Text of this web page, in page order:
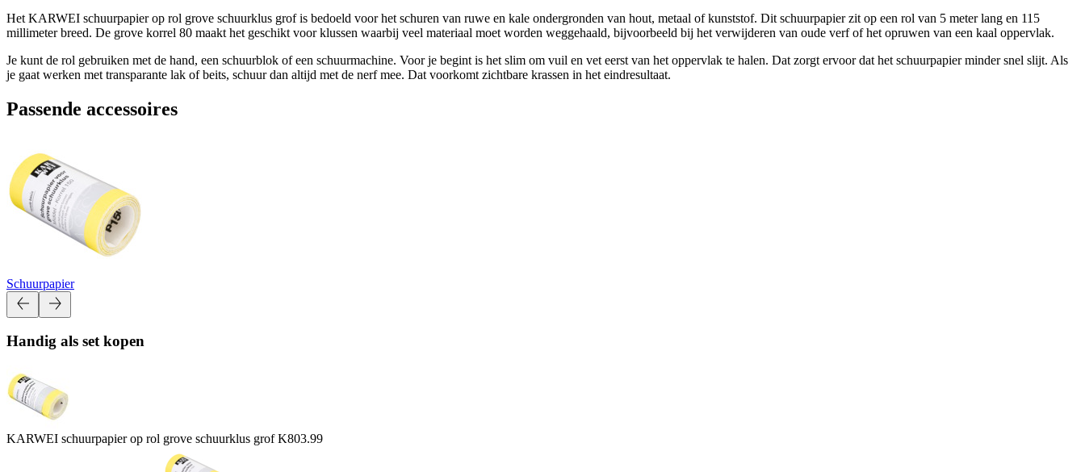
Het KARWEI schuurpapier op rol grove schuurklus grof is bedoeld voor het schuren van ruwe en kale ondergronden van hout, metaal of kunststof. Dit schuurpapier zit op een rol van 5 meter lang en 115
millimeter breed. De grove korrel 80 maakt het geschikt voor klussen waarbij veel materiaal moet worden weggehaald, bijvoorbeeld bij het verwijderen van oude verf of het opruwen van een kaal oppervlak.
Je kunt de rol gebruiken met de hand, een schuurblok of een schuurmachine. Voor je begint is het slim om vuil en vet eerst van het oppervlak te halen. Dat zorgt ervoor dat het schuurpapier minder snel slijt. Als
je gaat werken met transparante lak of beits, schuur dan altijd met de nerf mee. Dat voorkomt zichtbare krassen in het eindresultaat.
Passende accessoires
Schuurpapier
Handig als set kopen
KARWEI schuurpapier op rol grove schuurklus grof K803.99